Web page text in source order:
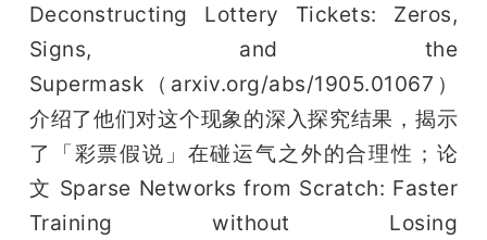
Deconstructing Lottery Tickets: Zeros,
Signs, and the
Supermask（arxiv.org/abs/1905.01067）
介绍了他们对这个现象的深入探究结果，揭示
了「彩票假说」在碰运气之外的合理性；论
文 Sparse Networks from Scratch: Faster
Training without Losing